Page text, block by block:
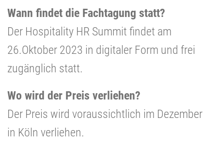
Wann findet die Fachtagung statt?
Der Hospitality HR Summit findet am
26.Oktober 2023 in digitaler Form und frei
zugänglich statt.
Wo wird der Preis verliehen?
Der Preis wird voraussichtlich im Dezember
in Köln verliehen.